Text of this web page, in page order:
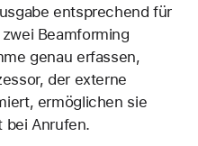
entsprechend für
Beamforming
genau erfassen,
der externe
ermöglichen sie
bei Anrufen.